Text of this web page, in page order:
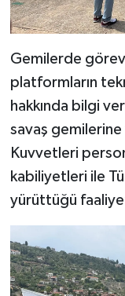
Gemilerde
platformların
hakkında bilgi
savaş
Kuvvetleri
kabiliyetleri ile
yürüttüğü